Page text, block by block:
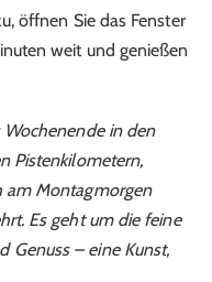
öffnen Sie das Fenster
weit und genießen
in den
Pistenkilometern,
am Montagmorgen
Es geht um die feine
Genuss – eine Kunst,